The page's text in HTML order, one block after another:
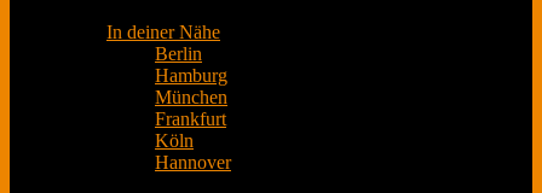
In deiner Nähe
Berlin
Hamburg
München
Frankfurt
Köln
Hannover